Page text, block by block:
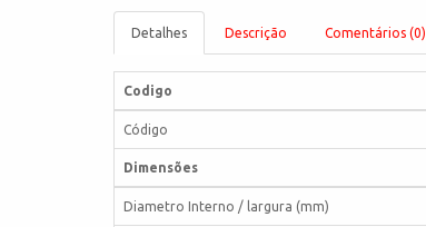
Detalhes Descrição Comentários (0)
Codigo
Código
Dimensões
Diametro Interno / largura (mm)